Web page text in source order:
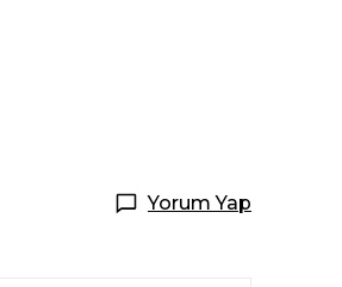
Yorum Yap